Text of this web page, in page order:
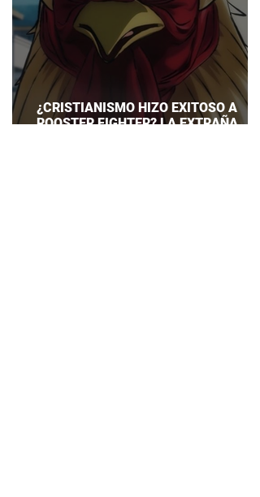
¿CRISTIANISMO HIZO EXITOSO A
ROOSTER FIGHTER? LA EXTRAÑA